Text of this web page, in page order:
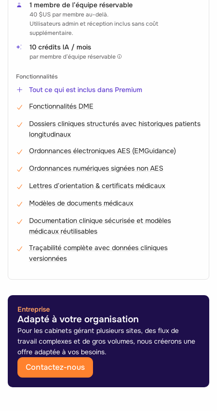
1 membre de l’équipe réservable
40 $US par membre au-delà.
Utilisateurs admin et réception inclus sans coût
supplémentaire.
10 crédits IA / mois
par membre d’équipe réservable
Fonctionnalités
Tout ce qui est inclus dans Premium
Fonctionnalités DME
Dossiers cliniques structurés avec historiques patients
longitudinaux
Ordonnances électroniques AES (EMGuidance)
Ordonnances numériques signées non AES
Lettres d’orientation & certificats médicaux
Modèles de documents médicaux
Documentation clinique sécurisée et modèles
médicaux réutilisables
Traçabilité complète avec données cliniques
versionnées
Entreprise
Adapté à votre organisation
Pour les cabinets gérant plusieurs sites, des flux de
travail complexes et de gros volumes, nous créerons une
offre adaptée à vos besoins.
Contactez-nous